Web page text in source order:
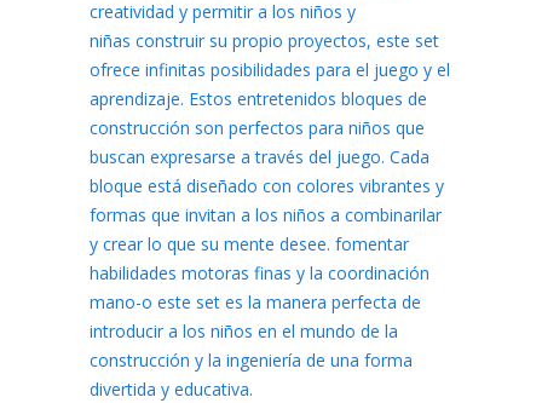
creatividad y permitir a los niños y
niñas construir su propio proyectos, este set
ofrece infinitas posibilidades para el juego y el
aprendizaje. Estos entretenidos bloques de
construcción son perfectos para niños que
buscan expresarse a través del juego. Cada
bloque está diseñado con colores vibrantes y
formas que invitan a los niños a combinarilar
y crear lo que su mente desee. fomentar
habilidades motoras finas y la coordinación
mano-o este set es la manera perfecta de
introducir a los niños en el mundo de la
construcción y la ingeniería de una forma
divertida y educativa.